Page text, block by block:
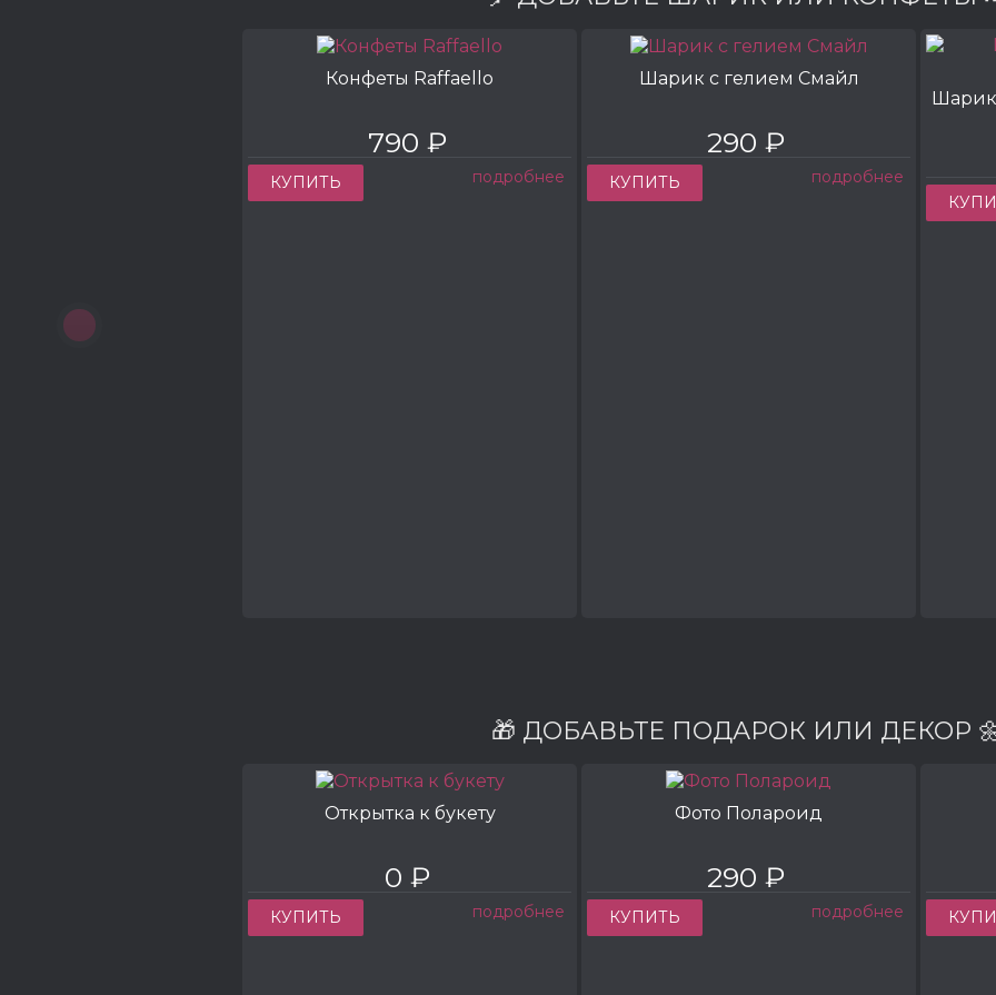
Конфеты Raffaello
790 ₽
КУПИТЬ подробнее
Шарик с гелием Смайл
290 ₽
КУПИТЬ подробнее
🎁 ДОБАВЬТЕ ПОДАРОК ИЛИ ДЕКОР
Открытка к букету
0 ₽
КУПИТЬ подробнее
Фото Полароид
290 ₽
КУПИТЬ подробнее